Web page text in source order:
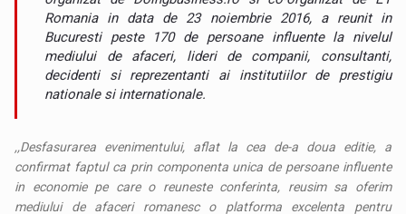
Romania in data de 23 noiembrie 2016, a reunit in
Bucuresti peste 170 de persoane influente la nivelul
mediului de afaceri, lideri de companii, consultanti,
decidenti si reprezentanti ai institutiilor de prestigiu
nationale si internationale.
,,Desfasurarea evenimentului, aflat la cea de-a doua editie, a
confirmat faptul ca prin componenta unica de persoane influente
in economie pe care o reuneste conferinta, reusim sa oferim
mediului de afaceri romanesc o platforma excelenta pentru